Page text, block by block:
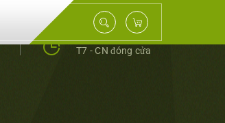
T2 - T6 8.00 – 17.00
T7 - CN đóng cửa